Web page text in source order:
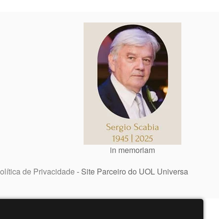
in memoriam
de Privacidade - Site Parceiro do UOL Universa